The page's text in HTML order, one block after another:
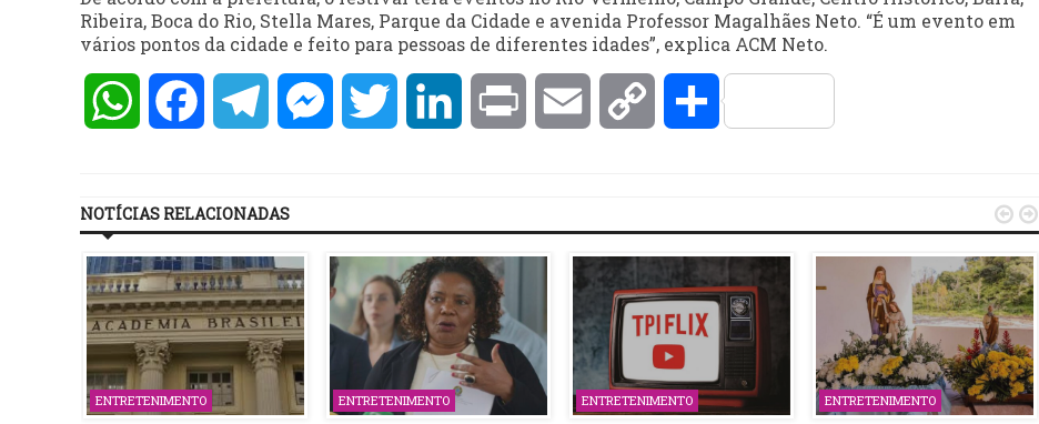
Ribeira, Boca do Rio, Stella Mares, Parque da Cidade e avenida Professor Magalhães Neto. “É um evento em
vários pontos da cidade e feito para pessoas de diferentes idades”, explica ACM Neto.
WhatsAppFacebookTelegramMessengerTwitter LinkedInPrint Email Copy Compartilhar
NOTÍCIAS RELACIONADAS
ENTRETENIMENTO ENTRETENIMENTO ENTRETENIMENTO ENTRETENIMENTO
 